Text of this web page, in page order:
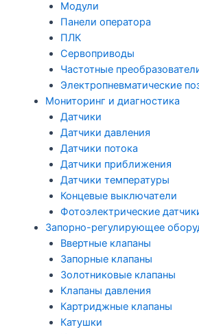
Модули
Панели оператора
ПЛК
Сервоприводы
Частотные
Электропневматические
Мониторинг и диагностика
Датчики
Датчики давления
Датчики потока
Датчики приближения
Датчики температуры
Концевые выключатели
Фотоэлектрические
Запорно-регулирующее
Ввертные клапаны
Запорные клапаны
Золотниковые клапаны
Клапаны давления
Картриджные клапаны
Катушки